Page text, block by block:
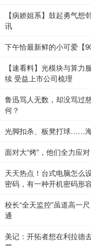
【病娇姐系】鼓起勇气
讯
下午恰最新鲜的小可爱【
【速看料】光模块与算
续 受益上市公司梳理
鲁迅骂人无数，却没骂过
何？
光脚扣杀、板凳打球……海
面对大“烤”，他们全力应
天天热点！台式电脑怎么
密码，有一种开机密码形
校长“全天监控”虽道高一
通
美记：开拓者想在利拉德